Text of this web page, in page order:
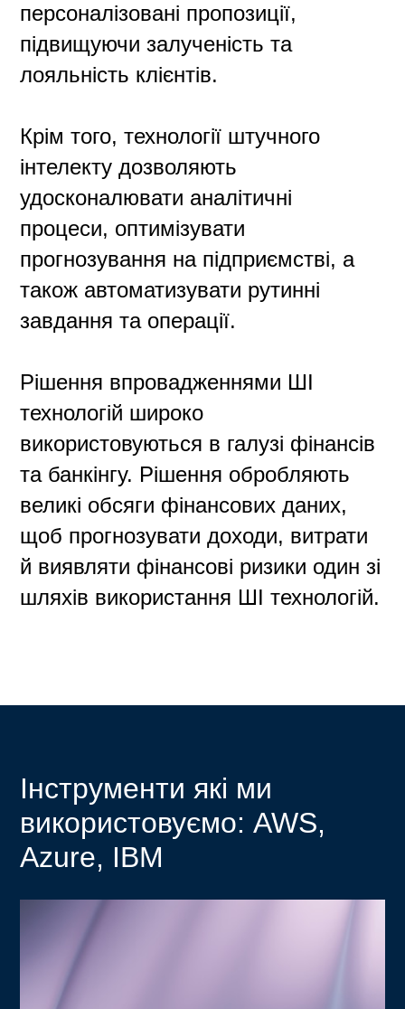
персоналізовані пропозиції,
підвищуючи залученість та
лояльність клієнтів.
Крім того, технології штучного
інтелекту дозволяють
удосконалювати аналітичні
процеси, оптимізувати
прогнозування на підприємстві, а
також автоматизувати рутинні
завдання та операції.
Рішення впровадженнями ШІ
технологій широко
використовуються в галузі фінансів
та банкінгу. Рішення обробляють
великі обсяги фінансових даних,
щоб прогнозувати доходи, витрати
й виявляти фінансові ризики один зі
шляхів використання ШІ технологій.
Інструменти які ми
використовуємо: AWS,
Azure, IBM